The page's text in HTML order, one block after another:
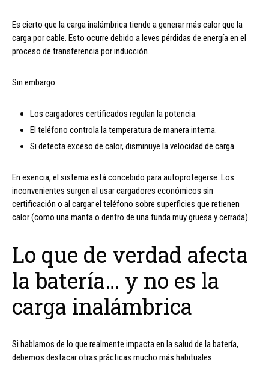
Es cierto que la carga inalámbrica tiende a generar más calor que la
carga por cable. Esto ocurre debido a leves pérdidas de energía en el
proceso de transferencia por inducción.
Sin embargo:
Los cargadores certificados regulan la potencia.
El teléfono controla la temperatura de manera interna.
Si detecta exceso de calor, disminuye la velocidad de carga.
En esencia, el sistema está concebido para autoprotegerse. Los
inconvenientes surgen al usar cargadores económicos sin
certificación o al cargar el teléfono sobre superficies que retienen
calor (como una manta o dentro de una funda muy gruesa y cerrada).
Lo que de verdad afecta
la batería… y no es la
carga inalámbrica
Si hablamos de lo que realmente impacta en la salud de la batería,
debemos destacar otras prácticas mucho más habituales: